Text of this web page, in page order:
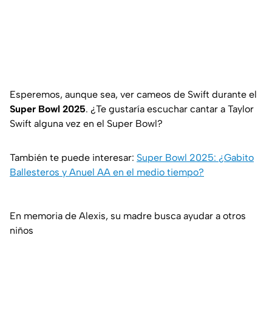
Esperemos, aunque sea, ver cameos de Swift durante el
Super Bowl 2025. ¿Te gustaría escuchar cantar a Taylor
Swift alguna vez en el Super Bowl?
También te puede interesar: Super Bowl 2025: ¿Gabito
Ballesteros y Anuel AA en el medio tiempo?
En memoria de Alexis, su madre busca ayudar a otros
niños